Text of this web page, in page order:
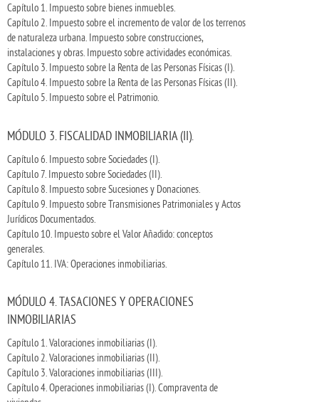
Capítulo 1. Impuesto sobre bienes inmuebles.
Capítulo 2. Impuesto sobre el incremento de valor de los terrenos
de naturaleza urbana. Impuesto sobre construcciones,
instalaciones y obras. Impuesto sobre actividades económicas.
Capítulo 3. Impuesto sobre la Renta de las Personas Físicas (I).
Capítulo 4. Impuesto sobre la Renta de las Personas Físicas (II).
Capítulo 5. Impuesto sobre el Patrimonio.
MÓDULO 3. FISCALIDAD INMOBILIARIA (II).
Capítulo 6. Impuesto sobre Sociedades (I).
Capítulo 7. Impuesto sobre Sociedades (II).
Capítulo 8. Impuesto sobre Sucesiones y Donaciones.
Capítulo 9. Impuesto sobre Transmisiones Patrimoniales y Actos
Jurídicos Documentados.
Capítulo 10. Impuesto sobre el Valor Añadido: conceptos
generales.
Capítulo 11. IVA: Operaciones inmobiliarias.
MÓDULO 4. TASACIONES Y OPERACIONES
INMOBILIARIAS
Capítulo 1. Valoraciones inmobiliarias (I).
Capítulo 2. Valoraciones inmobiliarias (II).
Capítulo 3. Valoraciones inmobiliarias (III).
Capítulo 4. Operaciones inmobiliarias (I). Compraventa de